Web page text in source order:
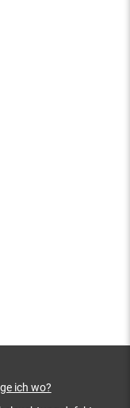
ich wo?